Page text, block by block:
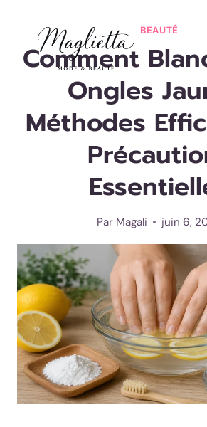
contenu
BEAUTÉ
Comment
Ongles
Méthodes
Par Magali juin 6,